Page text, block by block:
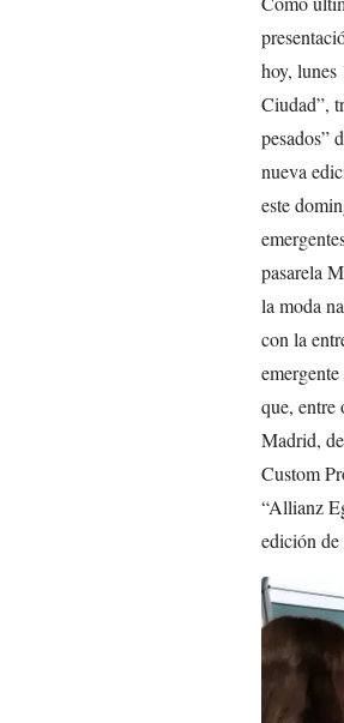
hoy, lunes
Ciudad”,
pesados”
nueva
este
pasarela
la moda
con la
que,
Madrid,
Custom
“Allianz
edición